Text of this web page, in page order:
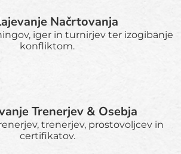
Načrtovanja
iger in turnirjev ter izogibanje
konfliktom.
Trenerjev & Osebja
trenerjev, prostovoljcev in
certifikatov.